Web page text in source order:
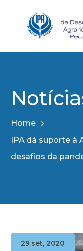
Home
IPA dá suporte à
desafios da
29 set, 2020